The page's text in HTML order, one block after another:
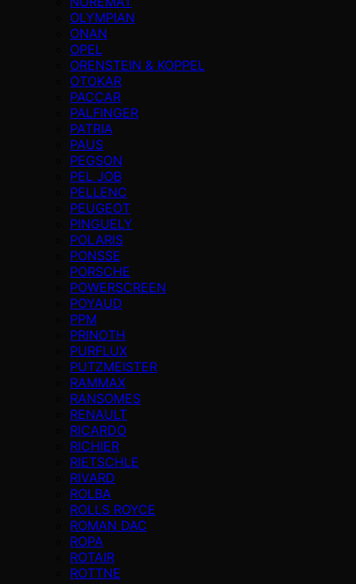
OLYMPIAN
ONAN
OPEL
ORENSTEIN & KOPPEL
OTOKAR
PACCAR
PALFINGER
PATRIA
PAUS
PEGSON
PEL JOB
PELLENC
PEUGEOT
PINGUELY
POLARIS
PONSSE
PORSCHE
POWERSCREEN
POYAUD
PPM
PRINOTH
PURFLUX
PUTZMEISTER
RAMMAX
RANSOMES
RENAULT
RICARDO
RICHIER
RIETSCHLE
RIVARD
ROLBA
ROLLS ROYCE
ROMAN DAC
ROPA
ROTAIR
ROTTNE